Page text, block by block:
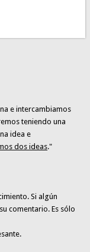
e intercambiamos
teniendo una
idea e
dos ideas."
. Si algún
comentario. Es sólo